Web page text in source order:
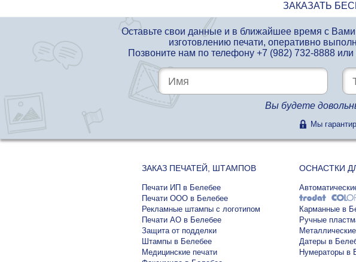
ЗАКАЗАТЬ
Оставьте свои данные и в ближайшее время с
изготовлению печати, оперативно
Позвоните нам по телефону +7 (982) 732-8888или
Вы будете
Мы
ЗАКАЗ ПЕЧАТЕЙ, ШТАМПОВ
Печати ИП в Белебее
Печати ООО в Белебее
Рекламные штампы с логотипом
Печати АО в Белебее
Защита от подделки
Штампы в Белебее
Медицинские печати
ОСНАСТКИ
Карманные в
Ручные
Металлические
Датеры в
Нумераторы в